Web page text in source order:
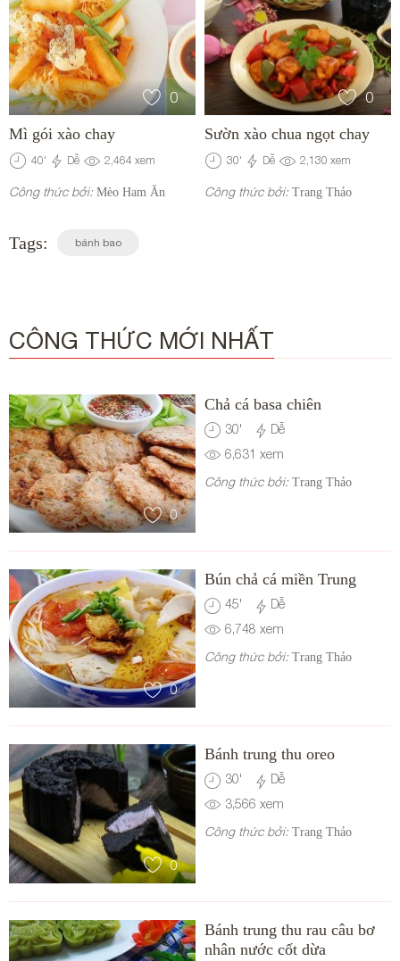
0
Mì gói xào chay
40' Dễ 2,464 xem
Công thức bởi: Mèo Ham Ăn
0
Sườn xào chua ngọt chay
30' Dễ 2,130 xem
Công thức bởi: Trang Thảo
Tags: bánh bao
CÔNG THỨC MỚI NHẤT
0
Chả cá basa chiên
30'
Dễ
6,631 xem
Công thức bởi: Trang Thảo
0
Bún chả cá miền Trung
45'
Dễ
6,748 xem
Công thức bởi: Trang Thảo
0
Bánh trung thu oreo
30'
Dễ
3,566 xem
Công thức bởi: Trang Thảo
Bánh trung thu rau câu bơ
nhân nước cốt dừa